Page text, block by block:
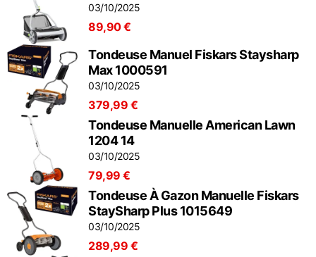
03/10/2025
89,90 €
Tondeuse Manuel Fiskars Staysharp
Max 1000591
03/10/2025
379,99 €
Tondeuse Manuelle American Lawn
1204 14
03/10/2025
79,99 €
Tondeuse À Gazon Manuelle Fiskars
StaySharp Plus 1015649
03/10/2025
289,99 €